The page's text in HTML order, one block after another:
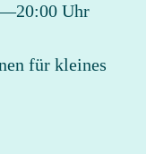
Uhr
für kleines